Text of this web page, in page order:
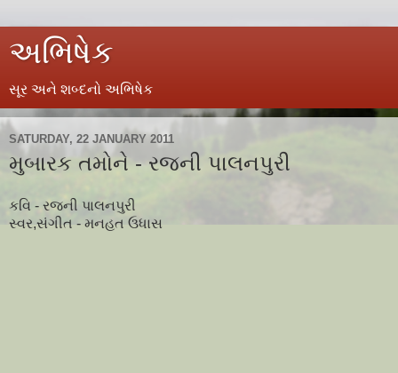
અભિષેક
સૂર અને શબ્દનો અભિષેક
SATURDAY, 22 JANUARY 2011
મુબારક તમોને - રજની પાલનપુરી
કવિ - રજની પાલનપુરી
સ્વર,સંગીત - મનહત ઉધાસ